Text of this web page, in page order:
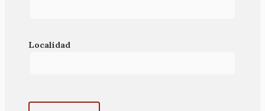
Localidad